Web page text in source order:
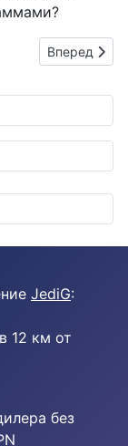
LS Concept
Следующий:
Вперед
JediG:
12 км от
без